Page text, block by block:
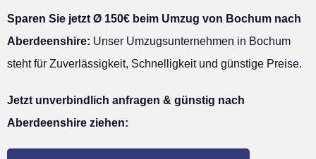
Sparen Sie jetzt Ø 150€ beim Umzug von Bochum nach
Aberdeenshire: Unser Umzugsunternehmen in Bochum
steht für Zuverlässigkeit, Schnelligkeit und günstige Preise.
Jetzt unverbindlich anfragen & günstig nach
Aberdeenshire ziehen: